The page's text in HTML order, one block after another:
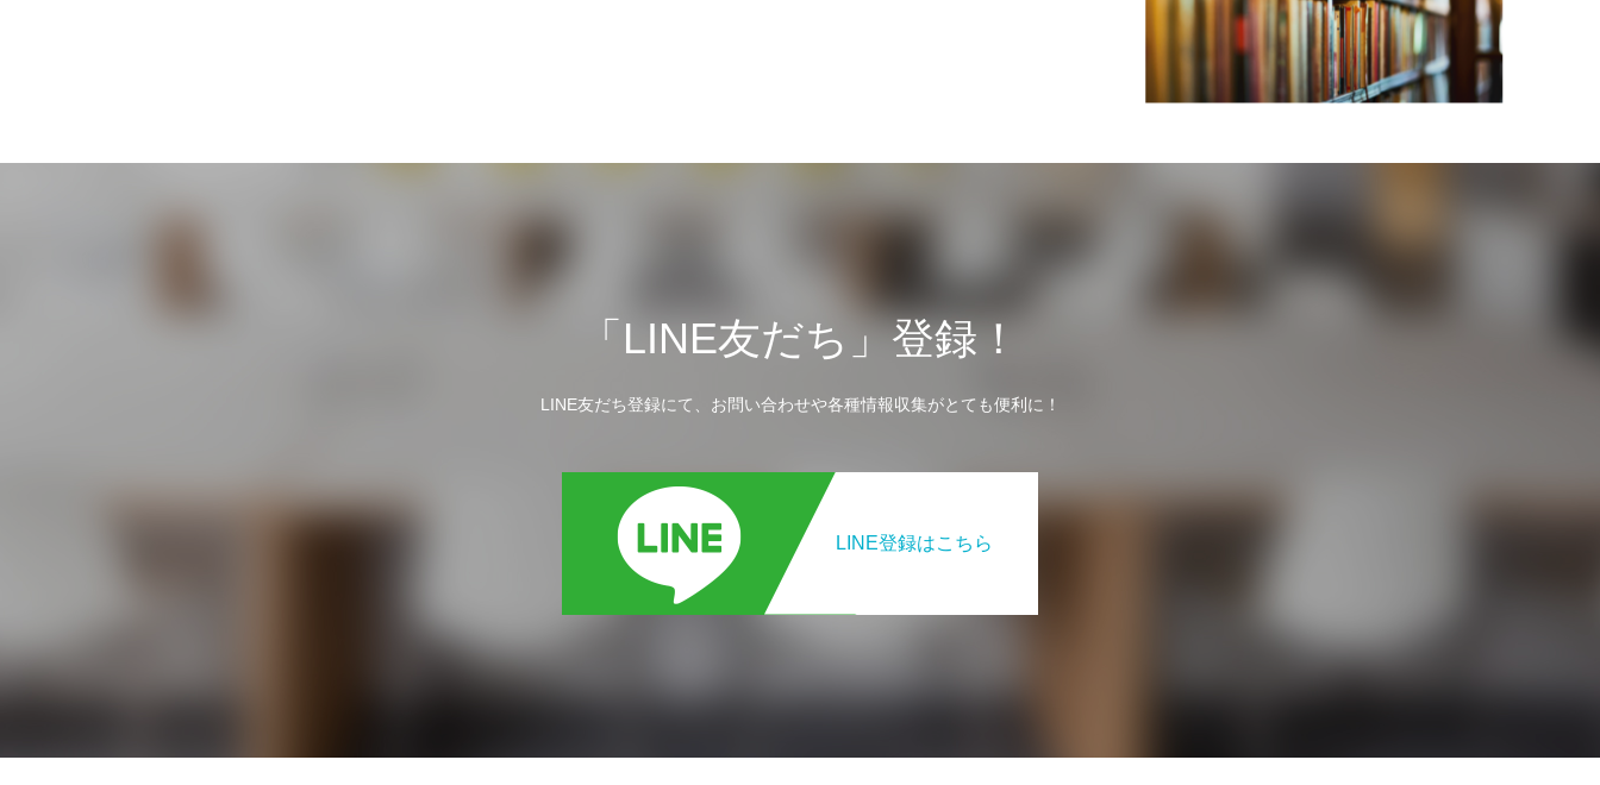
「LINE友だち」登録！
LINE友だち登録にて、お問い合わせや各種情報収集がとても便利に！
LINE登録はこちら